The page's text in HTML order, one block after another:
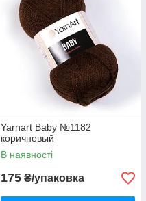
Yarnart Baby №1182
коричневый
В наявності
175 ₴/упаковка